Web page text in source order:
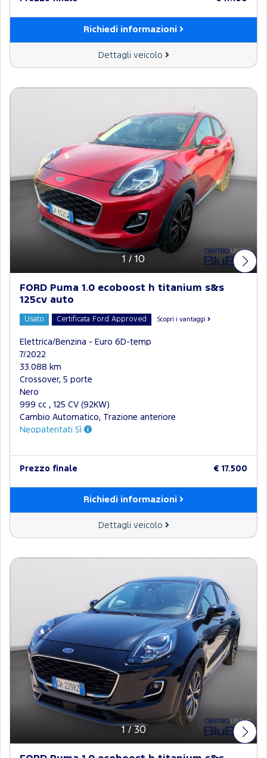
Richiedi informazioni
Dettagli veicolo
1 / 10
FORD Puma 1.0 ecoboost h titanium s&s
125cv auto
Usato Certificata Ford Approved Scopri i vantaggi
Elettrica/Benzina - Euro 6D-temp
7/2022
33.088 km
Crossover, 5 porte
Nero
999 cc , 125 CV (92KW)
Cambio Automatico, Trazione anteriore
Neopatentati Sì
Prezzo finale € 17.500
Richiedi informazioni
Dettagli veicolo
1 / 30